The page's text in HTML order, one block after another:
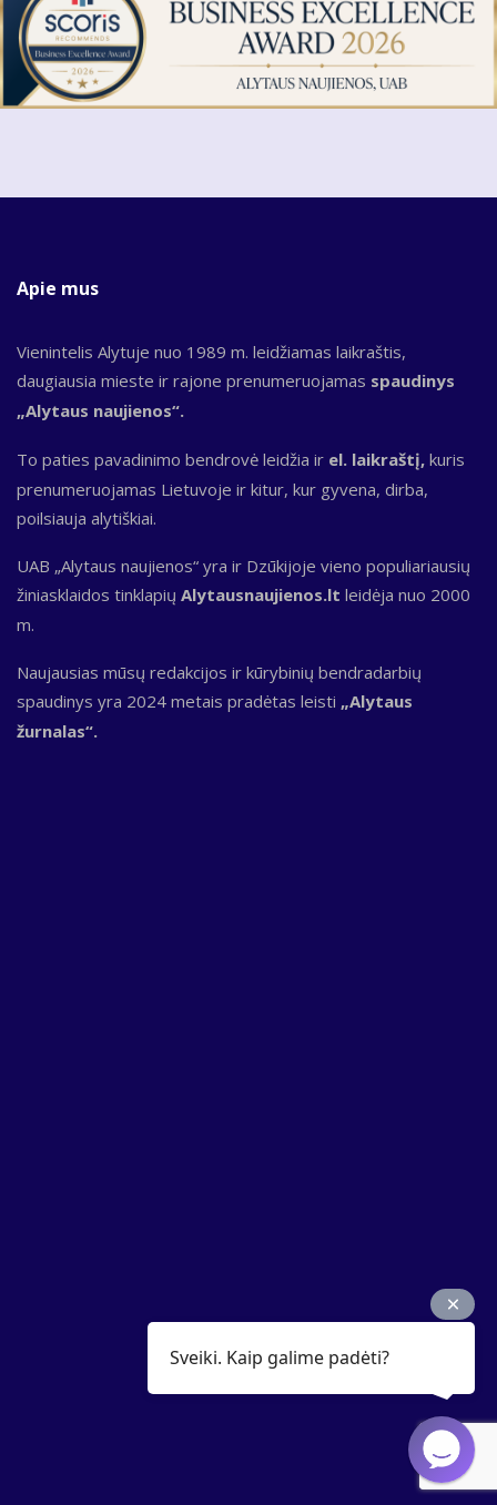
Apie mus
Vienintelis Alytuje nuo 1989 m. leidžiamas laikraštis,
daugiausia mieste ir rajone prenumeruojamas spaudinys
„Alytaus naujienos“.
To paties pavadinimo bendrovė leidžia ir el. laikraštį, kuris
prenumeruojamas Lietuvoje ir kitur, kur gyvena, dirba,
poilsiauja alytiškiai.
UAB „Alytaus naujienos“ yra ir Dzūkijoje vieno populiariausių
žiniasklaidos tinklapių Alytausnaujienos.lt leidėja nuo 2000
m.
Naujausias mūsų redakcijos ir kūrybinių bendradarbių
spaudinys yra 2024 metais pradėtas leisti „Alytaus
žurnalas“.
Sveiki. Kaip galime padėti?